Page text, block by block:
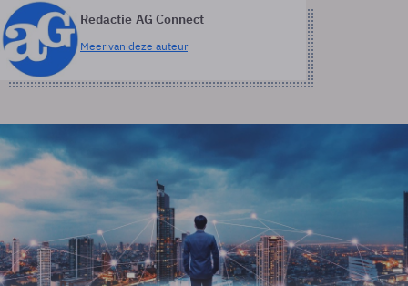
Redactie AG Connect
Meer van deze auteur